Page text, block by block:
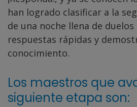
han logrado clasificar a la
de una noche llena de
respuestas rápidas y
conocimiento.
Los maestros que
siguiente etapa son: